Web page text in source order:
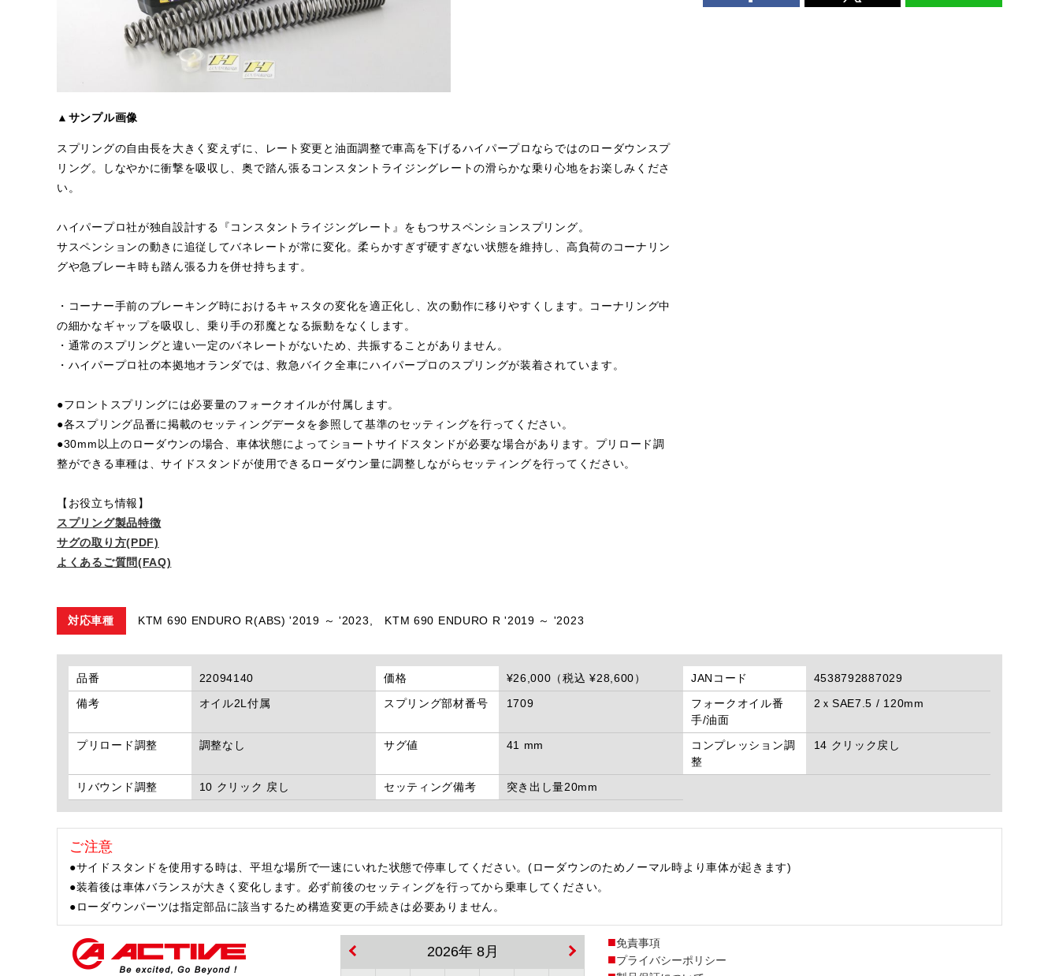
▲サンプル画像
スプリングの自由長を大きく変えずに、レート変更と油面調整で車高を下げるハイパープロならではのローダウンスプ
リング。しなやかに衝撃を吸収し、奥で踏ん張るコンスタントライジングレートの滑らかな乗り心地をお楽しみくださ
い。
ハイパープロ社が独自設計する『コンスタントライジングレート』をもつサスペンションスプリング。
サスペンションの動きに追従してバネレートが常に変化。柔らかすぎず硬すぎない状態を維持し、高負荷のコーナリン
グや急ブレーキ時も踏ん張る力を併せ持ちます。
・コーナー手前のブレーキング時におけるキャスタの変化を適正化し、次の動作に移りやすくします。コーナリング中
の細かなギャップを吸収し、乗り手の邪魔となる振動をなくします。
・通常のスプリングと違い一定のバネレートがないため、共振することがありません。
・ハイパープロ社の本拠地オランダでは、救急バイク全車にハイパープロのスプリングが装着されています。
●フロントスプリングには必要量のフォークオイルが付属します。
●各スプリング品番に掲載のセッティングデータを参照して基準のセッティングを行ってください。
●30mm以上のローダウンの場合、車体状態によってショートサイドスタンドが必要な場合があります。プリロード調
整ができる車種は、サイドスタンドが使用できるローダウン量に調整しながらセッティングを行ってください。
【お役立ち情報】
スプリング製品特徴
サグの取り方(PDF)
よくあるご質問(FAQ)
対応車種 KTM 690 ENDURO R(ABS) '2019 ～ '2023, KTM 690 ENDURO R '2019 ～ '2023
品番 22094140 価格 ¥26,000（税込 ¥28,600） JANコード
4538792887029
備考
オイル2L付属 スプリング部材番号 1709
フォークオイル番
手/油面
2ｘSAE7.5 / 120mm
プリロード調整 調整なし サグ値 41 mm
コンプレッション調
整
14 クリック戻し
リバウンド調整 10 クリック 戻し セッティング備考 突き出し量20mm
ご注意
●サイドスタンドを使用する時は、平坦な場所で一速にいれた状態で停車してください。(ローダウンのためノーマル時より車体が起きます)
●装着後は車体バランスが大きく変化します。必ず前後のセッティングを行ってから乗車してください。
●ローダウンパーツは指定部品に該当するため構造変更の手続きは必要ありません。
2026年 8月
免責事項
プライバシーポリシー